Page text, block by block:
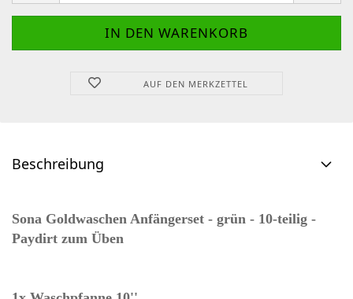
AUF DEN MERKZETTEL
Beschreibung
Sona Goldwaschen Anfängerset - grün - 10-teilig -
Paydirt zum Üben